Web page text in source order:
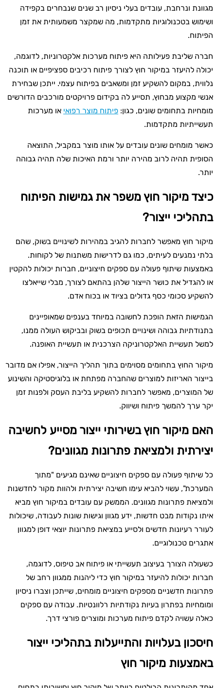
מגוונת ונרחבת, עובדים בעלי ניסיון רב שנים שנבחרים בקפידה
ושימוש בטכנולוגיות מתקדמות, מה שמקצר משמעותית את זמן
הפיתוח.
חברה שליבת פעילותה היא פיתוח מערכות אלקטרוניות, לדוגמה,
יכולה להיעזר במיקור חוץ לצורך פיתוח רכיבים ספציפיים או תוכנה
נלווית, במקום להשקיע זמן ומשאבים בפיתוח עצמי. ייתכן שבחירת
אנשי מקצוע מבחוץ, תסייע לה בקידום פרויקטים מורכבים הדורשים
מומחיות בתחומים שונים, כגון: פיתוח מוצר רפואי או מערכות
תעשייתיות מתקדמות.
כאשר מומחים שונים עובדים על אותו מוצר במקביל, התוצאה
הסופית תהיה לרוב מהירה יותר ורמת האיכות שלה תהיה גבוהה
יותר.
כיצד מיקור חוץ משפר את גמישות הפיתוח
בתהליכי ייצור?
מיקור חוץ מאפשר לחברות להגיב במהירות לשינויים בשוק, שהם
בלתי נמנעים לעיתים, כמו גם לדרישות משתנות של לקוחות.
באמצעות שיתוף פעולה עם ספקים חיצוניים, חברות יכולות להקטין
או להגדיל את כושר הייצור שלהן בהתאם לצורך, מבלי שייאלצו
להשקיע סכומי כסף גדולים בציוד או בכוח אדם.
הגמישות הזאת הופכת לחשובה במיוחד בענפים שמאופיינים
בתנודתיות גבוהה ושינויים תכופים בשוק ובביקוש העולה ממנו,
למשל תעשיית האלקטרוניקה הצרכנית או תעשיית האופנה.
מיקור החוץ בתחומים מסוימים בתוך תהליך הייצור, אפילו אם מדובר
בייצור האריזות למוצרים שהחברה מפתחת או בלוגיסטיקה והשינוע
של המוצרים, מאפשר לחברות להשקיע בליבת העסק ולפנות זמן
יקר ערך להמשך פיתוח ושיווק.
האם מיקור חוץ בשירותי ייצור מסייע לחשיבה
יצירתית ולמציאת פתרונות מגוונים?
כל שיתוף פעולה עם ספקים חיצוניים שאינם מגיעים "מתוך
המערכת", עשוי להביא עימו חשיבה יצירתית ולהוות מקור לחדשנות
ולמציאת פתרונות מגוונים. הממשק עם עובדים במיקור חוץ מביא
איתו נקודות מבט חדשות, ידע מגוון וגישות שונות לעבודה, שיכולות
לעורר רעיונות חדשים ולסייע במציאת פתרונות יוצאי דופן למגוון
אתגרים טכנולוגיים.
כשעולה הצורך בעיצוב תעשייתי או פיתוח אב טיפוס, לדוגמה,
חברות יכולות להיעזר במיקור חוץ כדי ליהנות ממגוון רחב של
פתרונות חדשניים מספקים חיצוניים מומחים, שייתכן וצברו ניסיון
ומומחיות בפתרון בעיות נקודתיות רלוונטיות. עבודה עם ספקים
כאלה עשויה לקדם פיתוח מערכות ומוצרים פורצי דרך.
חיסכון בעלויות והתייעלות בתהליכי ייצור
באמצעות מיקור חוץ